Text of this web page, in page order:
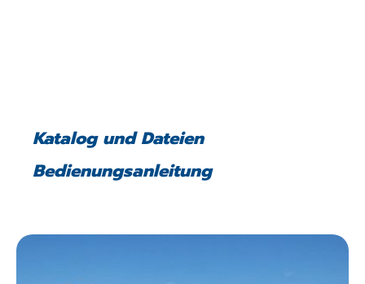
Katalog und Dateien
Bedienungsanleitung